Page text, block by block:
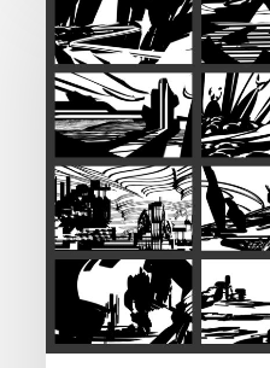
d’Environnements
#03
/
Composition
Noir
et
blanc
en
miniature